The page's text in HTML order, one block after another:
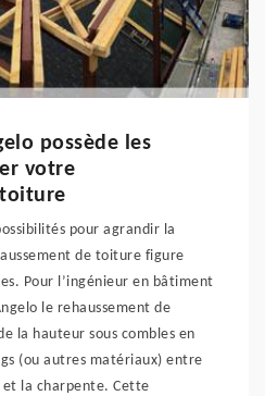
possède les
votre
pour agrandir la
de toiture figure
Pour l’ingénieur en bâtiment
le rehaussement de
la hauteur sous combles en
(ou autres matériaux) entre
et la charpente. Cette